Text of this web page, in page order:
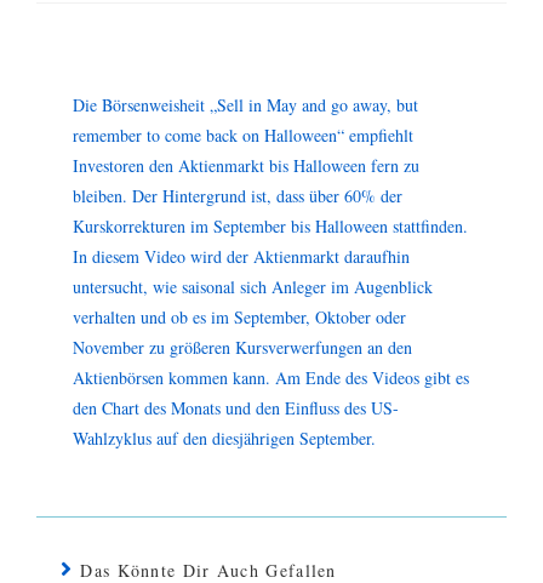
Die Börsenweisheit „Sell in May and go away, but
remember to come back on Halloween“ empfiehlt
Investoren den Aktienmarkt bis Halloween fern zu
bleiben. Der Hintergrund ist, dass über 60% der
Kurskorrekturen im September bis Halloween stattfinden.
In diesem Video wird der Aktienmarkt daraufhin
untersucht, wie saisonal sich Anleger im Augenblick
verhalten und ob es im September, Oktober oder
November zu größeren Kursverwerfungen an den
Aktienbörsen kommen kann. Am Ende des Videos gibt es
den Chart des Monats und den Einfluss des US-
Wahlzyklus auf den diesjährigen September.
Das Könnte Dir Auch Gefallen